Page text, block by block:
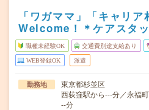
「ワガママ」「キャリ
Welcome！＊ケアスタ
職種未経験OK 交通費別途支給あり
WEB登録OK 派遣
勤務地
東京都杉並区
西荻窪駅から---分／永福
--分